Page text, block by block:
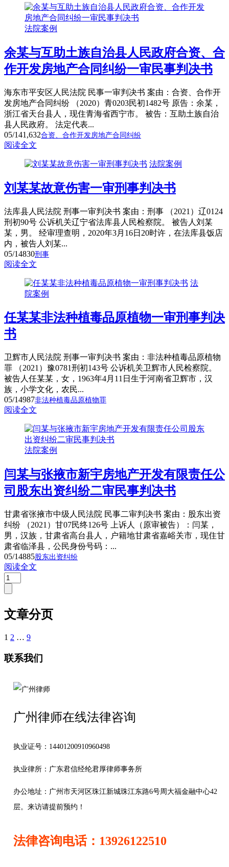
法院案例
余某与互助土族自治县人民政府合资、合
作开发房地产合同纠纷一审民事判决书
海东市平安区人民法院 民事一审判决书 案由：合资、合作开
发房地产合同纠纷 （2020）青0203民初1482号 原告：余某，
浙江省天台县人，现住青海省西宁市。 被告：互助土族自治
县人民政府。 法定代表...
05/141,632合资、合作开发房地产合同纠纷
阅读全文
法院案例
刘某某故意伤害一审刑事判决书
法库县人民法院 刑事一审判决书 案由：刑事 （2021）辽0124
刑初90号 公诉机关辽宁省法库县人民检察院。 被告人刘某
某，男。 经审理查明，2020年3月16日20时许，在法库县饭店
内，被告人刘某...
05/14830刑事
阅读全文
法
院案例
任某某非法种植毒品原植物一审刑事判决
书
卫辉市人民法院 刑事一审判决书 案由：非法种植毒品原植物
罪 （2021）豫0781刑初143号 公诉机关卫辉市人民检察院。
被告人任某某，女，1963年4月11日生于河南省卫辉市，汉
族，小学文化，农民...
05/14987非法种植毒品原植物罪
阅读全文
法院案例
闫某与张掖市新宇房地产开发有限责任公
司股东出资纠纷二审民事判决书
甘肃省张掖市中级人民法院 民事二审判决书 案由：股东出资
纠纷 （2021）甘07民终126号 上诉人（原审被告）：闫某，
男，汉族，甘肃省高台县人，户籍地甘肃省嘉峪关市，现住甘
肃省临泽县，公民身份号码：...
05/14885股东出资纠纷
阅读全文
文章分页
1 2 … 9
联系我们
广州律师在线法律咨询
执业证号：14401200910960498
执业律所：广东君信经纶君厚律师事务所
办公地址： 广州市天河区珠江新城珠江东路6号周大福金融中心42
层。来访请提前预约！
法律咨询电话：13926122510